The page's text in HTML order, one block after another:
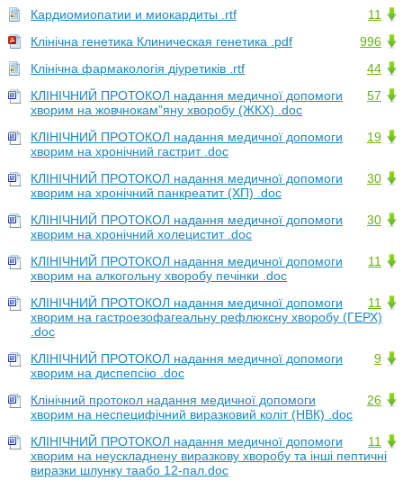
11
Кардиомиопатии и миокардиты .rtf
996
Клінічна генетика Клиническая генетика .pdf
44
Клінічна фармакологія діуретиків .rtf
57
КЛІНІЧНИЙ ПРОТОКОЛ надання медичної допомоги
хворим на жовчнокам”яну хворобу (ЖКХ) .doc
19
КЛІНІЧНИЙ ПРОТОКОЛ надання медичної допомоги
хворим на хронічний гастрит .doc
30
КЛІНІЧНИЙ ПРОТОКОЛ надання медичної допомоги
хворим на хронічний панкреатит (ХП) .doc
30
КЛІНІЧНИЙ ПРОТОКОЛ надання медичної допомоги
хворим на хронічний холецистит .doc
11
КЛІНІЧНИЙ ПРОТОКОЛ надання медичної допомоги
хворим на алкогольну хворобу печінки .doc
11
КЛІНІЧНИЙ ПРОТОКОЛ надання медичної допомоги
хворим на гастроезофагеальну рефлюксну хворобу (ГЕРХ)
.doc
9
КЛІНІЧНИЙ ПРОТОКОЛ надання медичної допомоги
хворим на диспепсію .doc
26
Клінічний протокол надання медичної допомоги
хворим на неспецифічний виразковий коліт (НВК) .doc
11
КЛІНІЧНИЙ ПРОТОКОЛ надання медичної допомоги
хворим на неускладнену виразкову хворобу та інші пептичні
виразки шлунку таабо 12-пал.doc